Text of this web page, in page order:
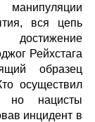
вся цепь
Рейхстага
образец
осуществил
но нацисты
инцидент в